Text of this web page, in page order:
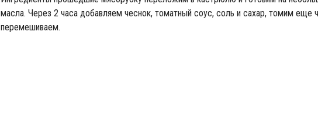
масла. Через 2 часа добавляем чеснок, томатный соус, соль и сахар, томим еще
перемешиваем.